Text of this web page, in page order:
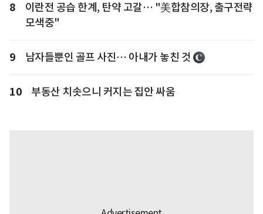
8
이란전 공습 한계, 탄약 고갈… "美합참의장, 출구전략
모색중"
9 남자들뿐인 골프 사진… 아내가 놓친 것
10 부동산 치솟으니 커지는 집안 싸움